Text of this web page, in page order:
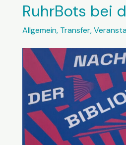
offenen
Hochschule
der
HRW
RuhrBots bei
Allgemein, Transfer,